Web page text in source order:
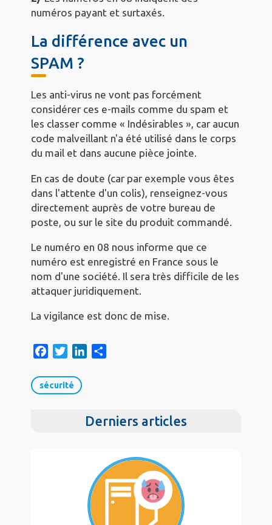
numéros payant et surtaxés.
La différence avec un
SPAM ?
Les anti-virus ne vont pas forcément
considérer ces e-mails comme du spam et
les classer comme « Indésirables », car aucun
code malveillant n'a été utilisé dans le corps
du mail et dans aucune pièce jointe.
En cas de doute (car par exemple vous êtes
dans l'attente d'un colis), renseignez-vous
directement auprès de votre bureau de
poste, ou sur le site du produit commandé.
Le numéro en 08 nous informe que ce
numéro est enregistré en France sous le
nom d'une société. Il sera très difficile de les
attaquer juridiquement.
La vigilance est donc de mise.
c
e
i
t
d
sécurité
Derniers articles